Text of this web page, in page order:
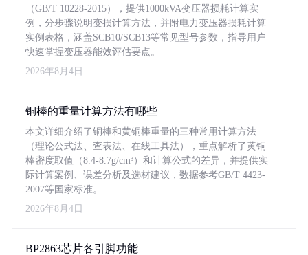
（GB/T 10228-2015），提供1000kVA变压器损耗计算实
例，分步骤说明变损计算方法，并附电力变压器损耗计算
实例表格，涵盖SCB10/SCB13等常见型号参数，指导用户
快速掌握变压器能效评估要点。
2026年8月4日
铜棒的重量计算方法有哪些
本文详细介绍了铜棒和黄铜棒重量的三种常用计算方法
（理论公式法、查表法、在线工具法），重点解析了黄铜
棒密度取值（8.4-8.7g/cm³）和计算公式的差异，并提供实
际计算案例、误差分析及选材建议，数据参考GB/T 4423-
2007等国家标准。
2026年8月4日
BP2863芯片各引脚功能